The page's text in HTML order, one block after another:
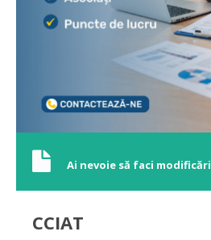
Ai nevoie să faci
CCIAT